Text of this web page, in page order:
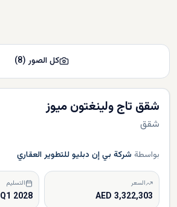
شقق تاج ولينغتون ميوز
شقق
بواسطة شركة بي إن دبليو للتطوير العقاري
السعر
3,322,303 AED
التسليم
Q1 2028
كل الصور(
8
)